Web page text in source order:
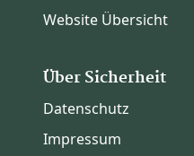
Website Übersicht
Über Sicherheit
Datenschutz
Impressum